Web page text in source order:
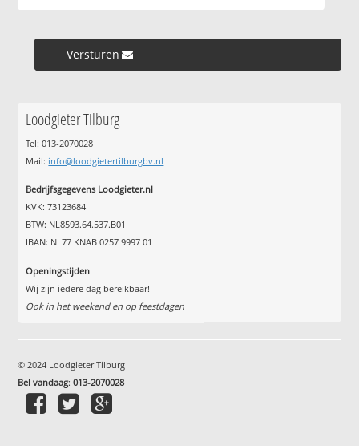
Versturen »
Loodgieter Tilburg
Tel: 013-2070028
Mail: info@loodgietertilburgbv.nl
Bedrijfsgegevens Loodgieter.nl
KVK: 73123684
BTW: NL8593.64.537.B01
IBAN: NL77 KNAB 0257 9997 01
Openingstijden
Wij zijn iedere dag bereikbaar!
Ook in het weekend en op feestdagen
© 2024 Loodgieter Tilburg
Bel vandaag:013-2070028